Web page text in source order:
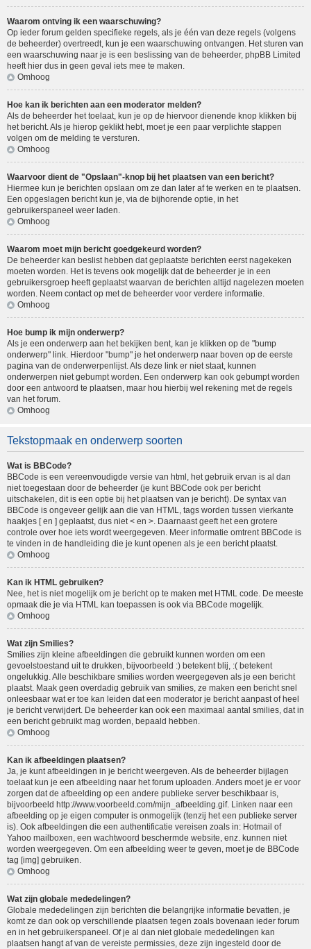
Waarom ontving ik een waarschuwing?
Op ieder forum gelden specifieke regels, als je één van deze regels (volgens
de beheerder) overtreedt, kun je een waarschuwing ontvangen. Het sturen van
een waarschuwing naar je is een beslissing van de beheerder, phpBB Limited
heeft hier dus in geen geval iets mee te maken.
Omhoog
Hoe kan ik berichten aan een moderator melden?
Als de beheerder het toelaat, kun je op de hiervoor dienende knop klikken bij
het bericht. Als je hierop geklikt hebt, moet je een paar verplichte stappen
volgen om de melding te versturen.
Omhoog
Waarvoor dient de "Opslaan"-knop bij het plaatsen van een bericht?
Hiermee kun je berichten opslaan om ze dan later af te werken en te plaatsen.
Een opgeslagen bericht kun je, via de bijhorende optie, in het
gebruikerspaneel weer laden.
Omhoog
Waarom moet mijn bericht goedgekeurd worden?
De beheerder kan beslist hebben dat geplaatste berichten eerst nagekeken
moeten worden. Het is tevens ook mogelijk dat de beheerder je in een
gebruikersgroep heeft geplaatst waarvan de berichten altijd nagelezen moeten
worden. Neem contact op met de beheerder voor verdere informatie.
Omhoog
Hoe bump ik mijn onderwerp?
Als je een onderwerp aan het bekijken bent, kan je klikken op de "bump
onderwerp" link. Hierdoor "bump" je het onderwerp naar boven op de eerste
pagina van de onderwerpenlijst. Als deze link er niet staat, kunnen
onderwerpen niet gebumpt worden. Een onderwerp kan ook gebumpt worden
door een antwoord te plaatsen, maar hou hierbij wel rekening met de regels
van het forum.
Omhoog
Tekstopmaak en onderwerp soorten
Wat is BBCode?
BBCode is een vereenvoudigde versie van html, het gebruik ervan is al dan
niet toegestaan door de beheerder (je kunt BBCode ook per bericht
uitschakelen, dit is een optie bij het plaatsen van je bericht). De syntax van
BBCode is ongeveer gelijk aan die van HTML, tags worden tussen vierkante
haakjes [ en ] geplaatst, dus niet < en >. Daarnaast geeft het een grotere
controle over hoe iets wordt weergegeven. Meer informatie omtrent BBCode is
te vinden in de handleiding die je kunt openen als je een bericht plaatst.
Omhoog
Kan ik HTML gebruiken?
Nee, het is niet mogelijk om je bericht op te maken met HTML code. De meeste
opmaak die je via HTML kan toepassen is ook via BBCode mogelijk.
Omhoog
Wat zijn Smilies?
Smilies zijn kleine afbeeldingen die gebruikt kunnen worden om een
gevoelstoestand uit te drukken, bijvoorbeeld :) betekent blij, :( betekent
ongelukkig. Alle beschikbare smilies worden weergegeven als je een bericht
plaatst. Maak geen overdadig gebruik van smilies, ze maken een bericht snel
onleesbaar wat er toe kan leiden dat een moderator je bericht aanpast of heel
je bericht verwijdert. De beheerder kan ook een maximaal aantal smilies, dat in
een bericht gebruikt mag worden, bepaald hebben.
Omhoog
Kan ik afbeeldingen plaatsen?
Ja, je kunt afbeeldingen in je bericht weergeven. Als de beheerder bijlagen
toelaat kun je een afbeelding naar het forum uploaden. Anders moet je er voor
zorgen dat de afbeelding op een andere publieke server beschikbaar is,
bijvoorbeeld http://www.voorbeeld.com/mijn_afbeelding.gif. Linken naar een
afbeelding op je eigen computer is onmogelijk (tenzij het een publieke server
is). Ook afbeeldingen die een authentificatie vereisen zoals in: Hotmail of
Yahoo mailboxen, een wachtwoord beschermde website, enz. kunnen niet
worden weergegeven. Om een afbeelding weer te geven, moet je de BBCode
tag [img] gebruiken.
Omhoog
Wat zijn globale mededelingen?
Globale mededelingen zijn berichten die belangrijke informatie bevatten, je
komt ze dan ook op verschillende plaatsen tegen zoals bovenaan ieder forum
en in het gebruikerspaneel. Of je al dan niet globale mededelingen kan
plaatsen hangt af van de vereiste permissies, deze zijn ingesteld door de